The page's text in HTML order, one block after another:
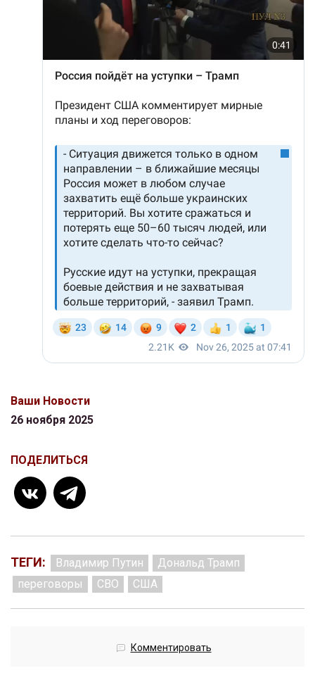
Ваши Новости
26 ноября 2025
ПОДЕЛИТЬСЯ
ТЕГИ: Владимир Путин
Дональд Трамп
переговоры
СВО США
Комментировать